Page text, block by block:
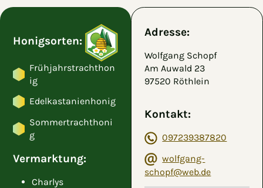
Honigsorten:
Frühjahrstrachthon
ig
Edelkastanienhonig
Sommertrachthoni
g
Vermarktung:
Charlys
Adresse:
Wolfgang Schopf
Am Auwald 23
97520 Röthlein
Kontakt:
097239387820
wolfgang-
schopf@web.de